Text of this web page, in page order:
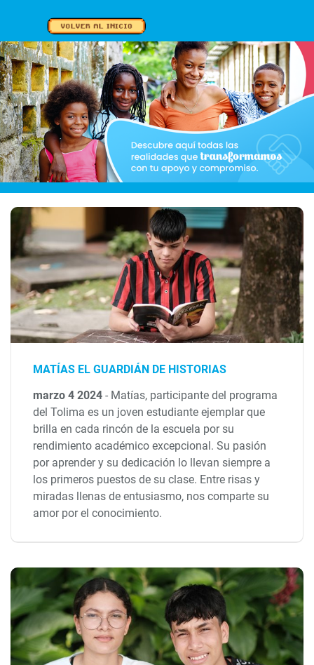
MATÍAS EL GUARDIÁN DE HISTORIAS
marzo 4 2024- Matías, participante del programa
del Tolima es un joven estudiante ejemplar que
brilla en cada rincón de la escuela por su
rendimiento académico excepcional. Su pasión
por aprender y su dedicación lo llevan siempre a
los primeros puestos de su clase. Entre risas y
miradas llenas de entusiasmo, nos comparte su
amor por el conocimiento.